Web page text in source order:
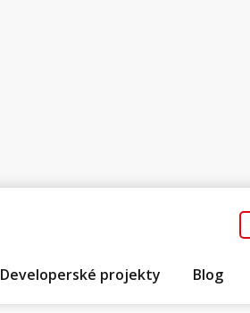
Developerské projekty Blog